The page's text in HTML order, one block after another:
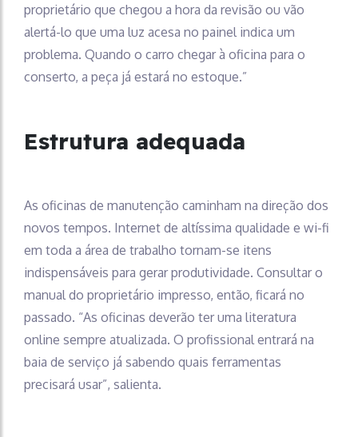
proprietário que chegou a hora da revisão ou vão
alertá-lo que uma luz acesa no painel indica um
problema. Quando o carro chegar à oficina para o
conserto, a peça já estará no estoque.”
Estrutura adequada
As oficinas de manutenção caminham na direção dos
novos tempos. Internet de altíssima qualidade e wi-fi
em toda a área de trabalho tornam-se itens
indispensáveis para gerar produtividade. Consultar o
manual do proprietário impresso, então, ficará no
passado. “As oficinas deverão ter uma literatura
online sempre atualizada. O profissional entrará na
baia de serviço já sabendo quais ferramentas
precisará usar”, salienta.